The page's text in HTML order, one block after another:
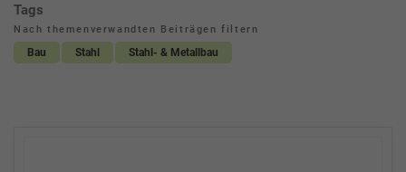
Tags
Nach themenverwandten Beiträgen filtern
Bau Stahl Stahl- & Metallbau